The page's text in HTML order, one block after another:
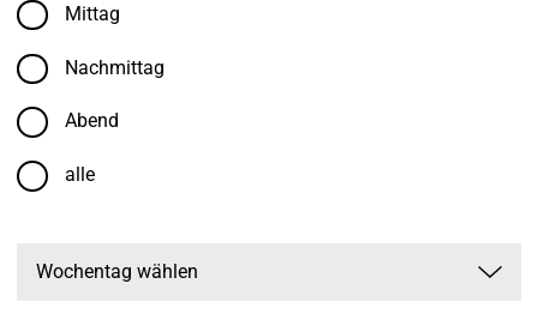
Mittag
Nachmittag
Abend
alle